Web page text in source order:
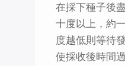
在採下種子後
十度以上，約
度越低則等待
使採收後時間